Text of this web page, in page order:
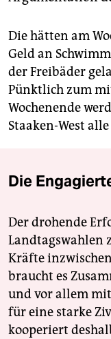
Die hätten am
Geld an
der Freibäder
Pünktlich zum
Wochenende
Staaken-West
Die
Der drohende
Landtagswahlen
Kräfte
braucht es
und vor allem
für eine starke
kooperiert